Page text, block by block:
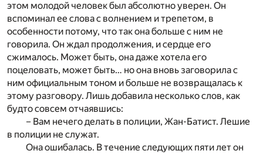
этом молодой человек был абсолютно уверен. Он
вспоминал ее слова с волнением и трепетом, в
особенности потому, что так она больше с ним не
говорила. Он ждал продолжения, и сердце его
сжималось. Может быть, она даже хотела его
поцеловать, может быть… но она вновь заговорила с
ним официальным тоном и больше не возвращалась к
этому разговору. Лишь добавила несколько слов, как
будто совсем отчаявшись:
– Вам нечего делать в полиции, Жан-Батист. Лешие
в полиции не служат.
Она ошибалась. В течение следующих пяти лет он